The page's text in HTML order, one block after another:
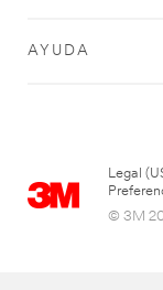
AYUDA
Legal
© 3M